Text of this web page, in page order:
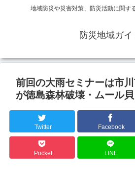
地域防災や災害対策、防災活動に関す
防災地域ガイ
前回の大雨セミナーは市
が徳島森林破壊・ムール
Twitter Facebook
Pocket LINE